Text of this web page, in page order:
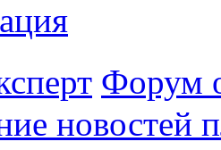
Форум
новостей